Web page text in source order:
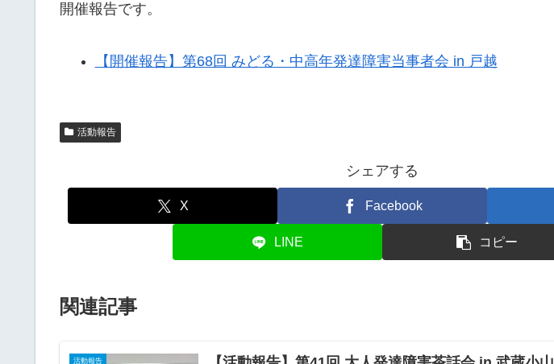
開催報告です。
【開催報告】第68回 みどる・中高年発達障害当事者会 in 戸越
活動報告
シェアする
X Facebook
LINE コピー
関連記事
活動報告